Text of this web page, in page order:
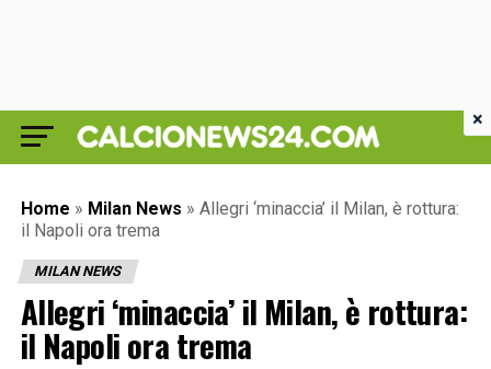
Home » Milan News » Allegri ‘minaccia’ il Milan, è rottura:
il Napoli ora trema
MILAN NEWS
Allegri ‘minaccia’ il Milan, è rottura:
il Napoli ora trema
×